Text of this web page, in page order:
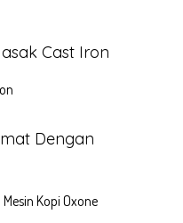
Kopi Oxone